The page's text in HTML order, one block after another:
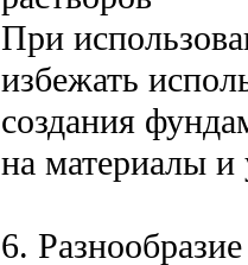
При
избежать
создания
на материалы и
6.